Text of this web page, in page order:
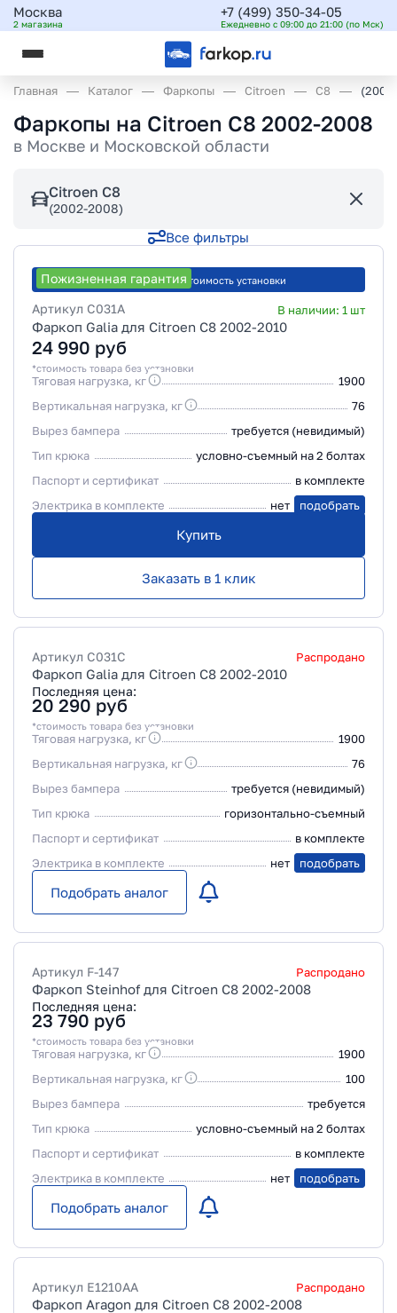
Москва
2 магазина
+7 (499) 350-34-05
Ежедневно с 09:00 до 21:00 (по Мск)
Главная Каталог Фаркопы Citroen C8
Фаркопы на Citroen C8 2002-2008
в Москве и Московской области
Citroen C8
(2002-2008)
Все фильтры
Пожизненная гарантияРассчитать стоимость установки
Артикул C031A В наличии: 1 шт
Фаркоп Galia для Citroen C8 2002-2010
24 990 руб
*стоимость товара без установки
Тяговая нагрузка, кг
1900
Вертикальная нагрузка, кг
76
Вырез бампера
требуется (невидимый)
Тип крюка
условно-съемный на 2 болтах
Паспорт и сертификат
в комплекте
Электрика в комплекте
нет подобрать
Купить
Заказать в 1 клик
Артикул C031C Распродано
Фаркоп Galia для Citroen C8 2002-2010
Последняя цена:
20 290 руб
*стоимость товара без установки
Тяговая нагрузка, кг
1900
Вертикальная нагрузка, кг
76
Вырез бампера
требуется (невидимый)
Тип крюка
горизонтально-съемный
Паспорт и сертификат
в комплекте
Электрика в комплекте
нет подобрать
Подобрать аналог
Артикул F-147 Распродано
Фаркоп Steinhof для Citroen C8 2002-2008
Последняя цена:
23 790 руб
*стоимость товара без установки
Тяговая нагрузка, кг
1900
Вертикальная нагрузка, кг
100
Вырез бампера
требуется
Тип крюка
условно-съемный на 2 болтах
Паспорт и сертификат
в комплекте
Электрика в комплекте
нет подобрать
Подобрать аналог
Артикул E1210AA Распродано
Фаркоп Aragon для Citroen C8 2002-2008